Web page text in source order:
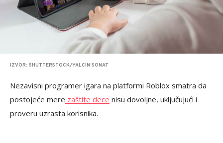
IZVOR: SHUTTERSTOCK/YALCIN SONAT
Nezavisni programer igara na platformi Roblox smatra da
postojeće mere zaštite dece nisu dovoljne, uključujući i
proveru uzrasta korisnika.